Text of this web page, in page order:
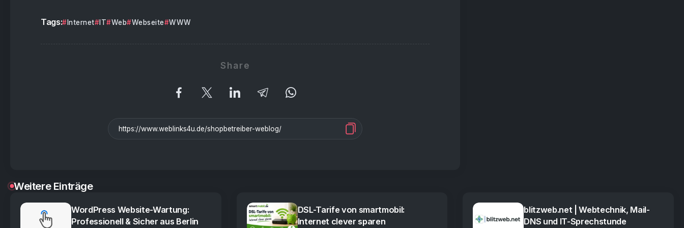
Tags: Internet IT Web Webseite WWW
Share
Weitere Einträge
WordPress Website-Wartung:
Professionell & Sicher aus Berlin
DSL-Tarife von smartmobil:
Internet clever sparen
blitzweb.net | Webtechnik, Mail-
DNS und IT-Sprechstunde